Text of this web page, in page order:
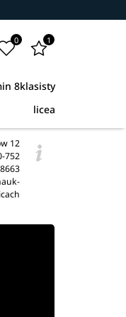
0 1
8klasisty
licea
12
752